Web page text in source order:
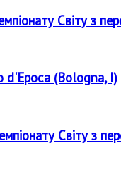
Світу з
(Bologna, I)
Світу з